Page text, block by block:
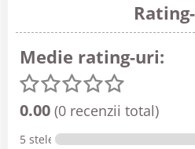
Medie rating-uri:
0.00 (0 recenzii total)
5 stele